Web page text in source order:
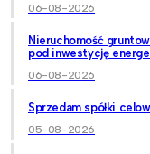
06-08-2026
Nieruchomość
pod inwestycję
06-08-2026
Sprzedam spółki
05-08-2026